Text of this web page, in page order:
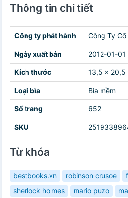
Thông tin chi tiết
Công ty phát hành Công Ty
Ngày xuất bản 2012-01-
Kích thước 13,5 x 20,5
Loại bìa Bìa mềm
Số trang 652
SKU
Từ khóa
bestbooks.vn robinson crusoe
sherlock holmes
mario puzo